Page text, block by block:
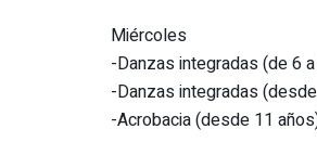
Miércoles
-Danzas integradas (de 6
-Danzas integradas
-Acrobacia (desde 11